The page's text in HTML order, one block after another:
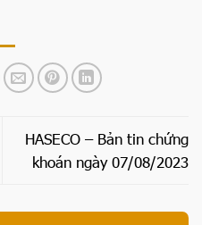
HASECO – Bản tin chứng
khoán ngày 07/08/2023